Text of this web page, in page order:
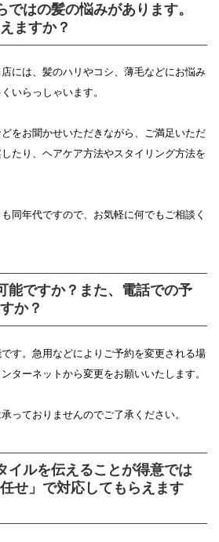
ではの髪の悩みがあります。
ますか？
には、髪のハリやコシ、薄毛などにお悩み
いらっしゃいます。
をお聞かせいただきながら、ご満足いただ
たり、ヘアケア方法やスタイリング方法を
同年代ですので、お気軽に何でもご相談く
能ですか？また、電話での予
か？
す。急用などによりご予約を変更される場
ターネットから変更をお願いいたします。
っておりませんのでご了承ください。
イルを伝えることが得意では
せ」で対応してもらえます